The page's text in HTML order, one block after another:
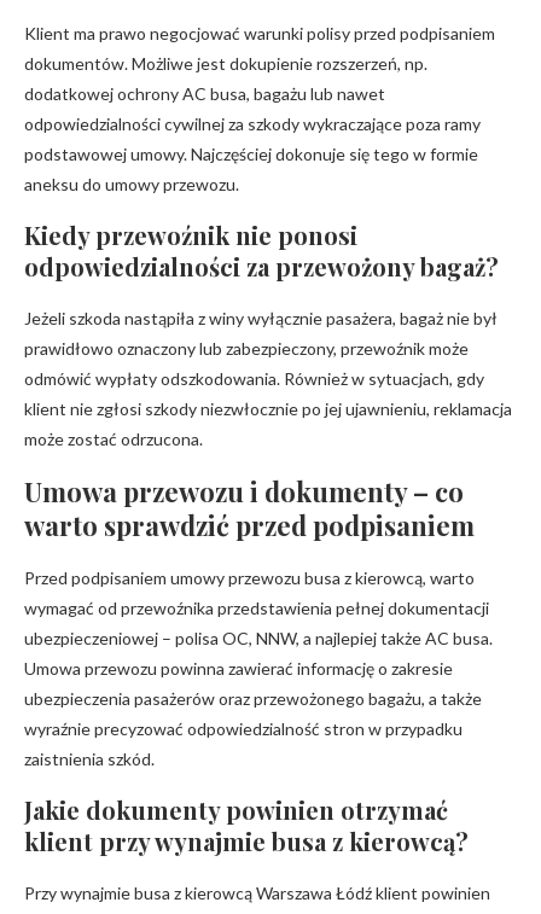
Klient ma prawo negocjować warunki polisy przed podpisaniem
dokumentów. Możliwe jest dokupienie rozszerzeń, np.
dodatkowej ochrony AC busa, bagażu lub nawet
odpowiedzialności cywilnej za szkody wykraczające poza ramy
podstawowej umowy. Najczęściej dokonuje się tego w formie
aneksu do umowy przewozu.
Kiedy przewoźnik nie ponosi
odpowiedzialności za przewożony bagaż?
Jeżeli szkoda nastąpiła z winy wyłącznie pasażera, bagaż nie był
prawidłowo oznaczony lub zabezpieczony, przewoźnik może
odmówić wypłaty odszkodowania. Również w sytuacjach, gdy
klient nie zgłosi szkody niezwłocznie po jej ujawnieniu, reklamacja
może zostać odrzucona.
Umowa przewozu i dokumenty – co
warto sprawdzić przed podpisaniem
Przed podpisaniem umowy przewozu busa z kierowcą, warto
wymagać od przewoźnika przedstawienia pełnej dokumentacji
ubezpieczeniowej – polisa OC, NNW, a najlepiej także AC busa.
Umowa przewozu powinna zawierać informację o zakresie
ubezpieczenia pasażerów oraz przewożonego bagażu, a także
wyraźnie precyzować odpowiedzialność stron w przypadku
zaistnienia szkód.
Jakie dokumenty powinien otrzymać
klient przy wynajmie busa z kierowcą?
Przy wynajmie busa z kierowcą Warszawa Łódź klient powinien